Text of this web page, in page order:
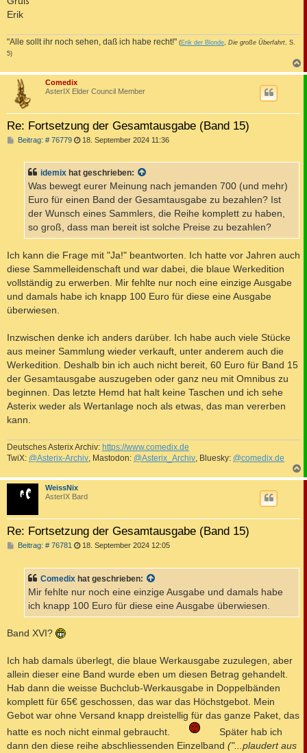
Erik
"Alle sollt ihr noch sehen, daß ich habe recht!" (Erik der Blonde, Die große Überfahrt, S.
5)
a
Comedix
AsterIX Elder Council Member
Re: Fortsetzung der Gesamtausgabe (Band 15)
Beitrag: # 76779B
r
a
g
18. September 2024 11:36
idemix hat geschrieben:
Was bewegt eurer Meinung nach jemanden 700 (und mehr)
Euro für einen Band der Gesamtausgabe zu bezahlen? Ist
der Wunsch eines Sammlers, die Reihe komplett zu haben,
so groß, dass man bereit ist solche Preise zu bezahlen?
Ich kann die Frage mit "Ja!" beantworten. Ich hatte vor Jahren auch
diese Sammelleidenschaft und war dabei, die blaue Werkedition
vollständig zu erwerben. Mir fehlte nur noch eine einzige Ausgabe
und damals habe ich knapp 100 Euro für diese eine Ausgabe
überwiesen.
Inzwischen denke ich anders darüber. Ich habe auch viele Stücke
aus meiner Sammlung wieder verkauft, unter anderem auch die
Werkedition. Deshalb bin ich auch nicht bereit, 60 Euro für Band 15
der Gesamtausgabe auszugeben oder ganz neu mit Omnibus zu
beginnen. Das letzte Hemd hat halt keine Taschen und ich sehe
Asterix weder als Wertanlage noch als etwas, das man vererben
kann.
Deutsches Asterix Archiv: https://www.comedix.de
TwiX: @Asterix-Archiv, Mastodon: @Asterix_Archiv, Bluesky: @comedix.de
a
WeissNix
AsterIX Bard
Re: Fortsetzung der Gesamtausgabe (Band 15)
Beitrag: # 76781 B
r
a
18. September 2024 12:05
Comedix hat geschrieben:
Mir fehlte nur noch eine einzige Ausgabe und damals habe
ich knapp 100 Euro für diese eine Ausgabe überwiesen.
Band XVI?
Ich hab damals überlegt, die blaue Werkausgabe zuzulegen, aber
allein dieser eine Band wurde eben um diesen Betrag gehandelt.
Hab dann die weisse Buchclub-Werkausgabe in Doppelbänden
komplett für 65€ geschossen, das war das Höchstgebot. Mein
Gebot war ohne Versand knapp dreistellig für das ganze Paket, das
hatte es noch nicht einmal gebraucht.
Später hab ich
dann den diese reihe abschliessenden Einzelband ("...plaudert aus